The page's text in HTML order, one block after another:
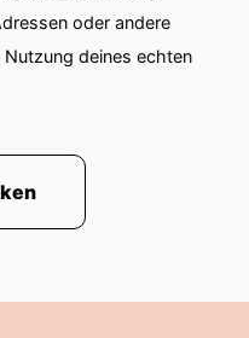
oder andere
deines echten